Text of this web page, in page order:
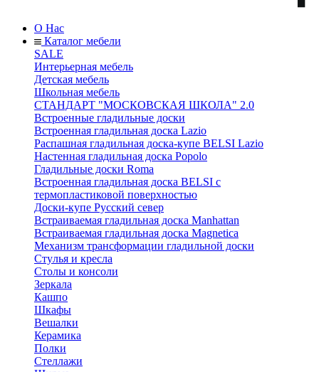
О Нас
Каталог мебели
SALE
Интерьерная мебель
Детская мебель
Школьная мебель
СТАНДАРТ "МОСКОВСКАЯ ШКОЛА" 2.0
Встроенные гладильные доски
Встроенная гладильная доска Lazio
Распашная гладильная доска-купе BELSI Lazio
Настенная гладильная доска Popolo
Гладильные доски Roma
Встроенная гладильная доска BELSI с
термопластиковой поверхностью
Доски-купе Русский север
Встраиваемая гладильная доска Manhattan
Встраиваемая гладильная доска Magnetica
Механизм трансформации гладильной доски
Стyлья и кресла
Столы и консоли
Зеркала
Кашпо
Шкафы
Вешалки
Керамика
Полки
Стеллажи